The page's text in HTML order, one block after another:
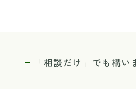
「相談だけ」でも構い